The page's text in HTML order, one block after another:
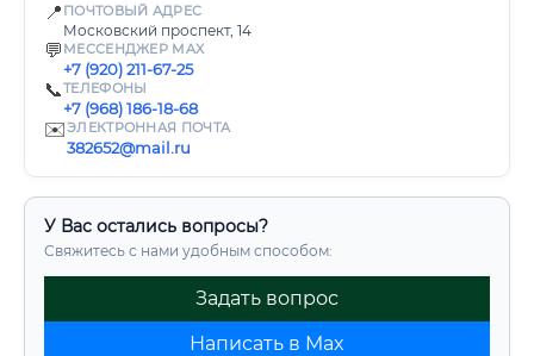
📍 ПОЧТОВЫЙ АДРЕС
Московский проспект, 14
💬 МЕССЕНДЖЕР MAX
+7 (920) 211-67-25
📞ТЕЛЕФОНЫ
+7 (968) 186-18-68
✉️ЭЛЕКТРОННАЯ ПОЧТА
382652@mail.ru
У Вас остались вопросы?
Свяжитесь с нами удобным способом:
Задать вопрос
Написать в Max